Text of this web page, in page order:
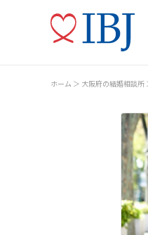
ホーム 大阪府の結婚相談所